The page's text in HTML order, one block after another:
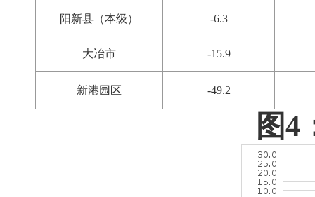
阳新县（本级） -6.3
大冶市 -15.9
新港园区 -49.2
图4